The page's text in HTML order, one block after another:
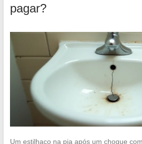
pagar?
Um estilhaço na pia após um choque